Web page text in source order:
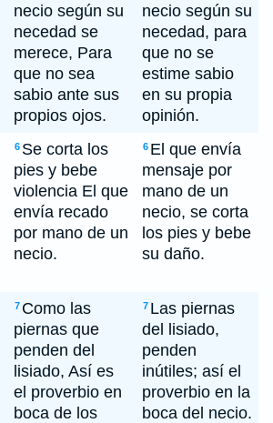
necio según su
necedad se
merece, Para
que no sea
sabio ante sus
propios ojos.
necio según su
necedad, para
que no se
estime sabio
en su propia
opinión.
6 Se corta los
pies y bebe
violencia El que
envía recado
por mano de un
necio.
6 El que envía
mensaje por
mano de un
necio, se corta
los pies y bebe
su daño.
7 Como las
piernas que
penden del
lisiado, Así es
el proverbio en
boca de los
7 Las piernas
del lisiado,
penden
inútiles; así el
proverbio en la
boca del necio.